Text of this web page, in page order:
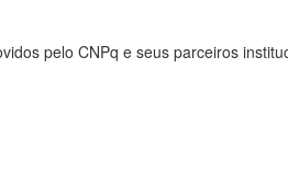
pelo CNPq e seus parceiros